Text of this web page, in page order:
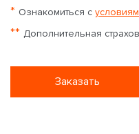
* Ознакомиться с
** Дополнительная
Заказать